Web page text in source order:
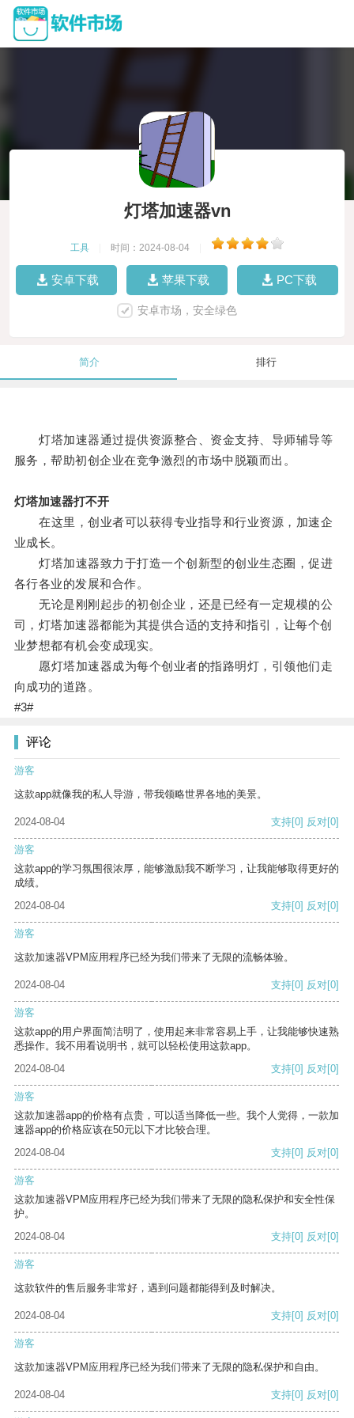
灯塔加速器vn
工具 时间：2024-08-04
安卓下载 苹果下载 PC下载
安卓市场，安全绿色
简介 排行
灯塔加速器通过提供资源整合、资金支持、导师辅导等
服务，帮助初创企业在竞争激烈的市场中脱颖而出。
灯塔加速器打不开
在这里，创业者可以获得专业指导和行业资源，加速企
业成长。
灯塔加速器致力于打造一个创新型的创业生态圈，促进
各行各业的发展和合作。
无论是刚刚起步的初创企业，还是已经有一定规模的公
司，灯塔加速器都能为其提供合适的支持和指引，让每个创
业梦想都有机会变成现实。
愿灯塔加速器成为每个创业者的指路明灯，引领他们走
向成功的道路。
#3#
评论
游客
这款app就像我的私人导游，带我领略世界各地的美景。
2024-08-04 支持[0] 反对[0]
游客
这款app的学习氛围很浓厚，能够激励我不断学习，让我能够取得更好的
成绩。
2024-08-04
支持[0] 反对[0]
游客
这款加速器VPM应用程序已经为我们带来了无限的流畅体验。
2024-08-04 支持[0] 反对[0]
游客
这款app的用户界面简洁明了，使用起来非常容易上手，让我能够快速熟
悉操作。我不用看说明书，就可以轻松使用这款app。
2024-08-04
支持[0] 反对[0]
游客
这款加速器app的价格有点贵，可以适当降低一些。我个人觉得，一款加
速器app的价格应该在50元以下才比较合理。
2024-08-04
支持[0] 反对[0]
游客
这款加速器VPM应用程序已经为我们带来了无限的隐私保护和安全性保
护。
2024-08-04
支持[0] 反对[0]
游客
这款软件的售后服务非常好，遇到问题都能得到及时解决。
2024-08-04 支持[0] 反对[0]
游客
这款加速器VPM应用程序已经为我们带来了无限的隐私保护和自由。
2024-08-04 支持[0] 反对[0]